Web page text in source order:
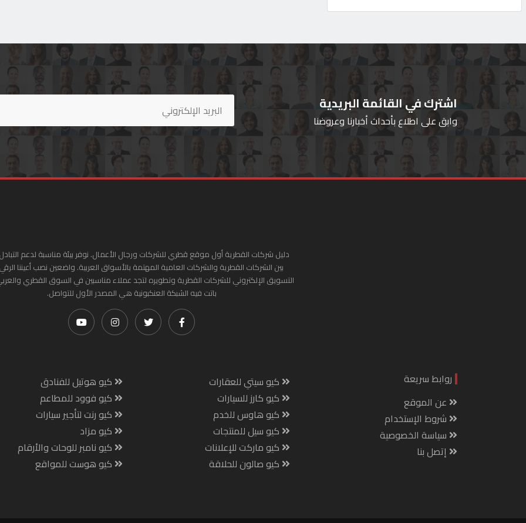
اشترك في القائمة البريدية
وابق على اطلاع بأحداث أخبارنا وعروضنا
دليل شركات القطرية أول موقع قطري للشركات ورجال الأعمال. نوفر بيئة مناسبة لدعم
بين الشركات القطرية والشركات العامية المهتمة بالأسواق العربية. واضعين نصب أعيننا
التسويق الإلكتروني للشركات القطرية وتطويره لتجد عملاء مناسبين في السوق القطري
باتت فيه الشبكة العنكبونية هي المصدر الأول للتواصل.
روابط سريعة
عن الموقع
شروط الإستخدام
سياسة الخصوصية
إتصل بنا
كيو سيتي للعقارات
كيو كارز للسيارات
كيو هاوس للخدم
كيو سيل للمنتجات
كيو ماركت للإعلانات
كيو صالون للحلاقة
كيو هوتيل للفنادق
كيو فوود للمطاعم
كيو رنت لتأجير سيارات
كيو مزاد
كيو نامبر للوحات والأرقام
كيو هوست للمواقع